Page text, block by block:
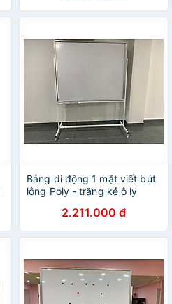
Bảng di động 1 mặt viết bút
lông Poly - trắng kẻ ô ly
2.211.000 đ